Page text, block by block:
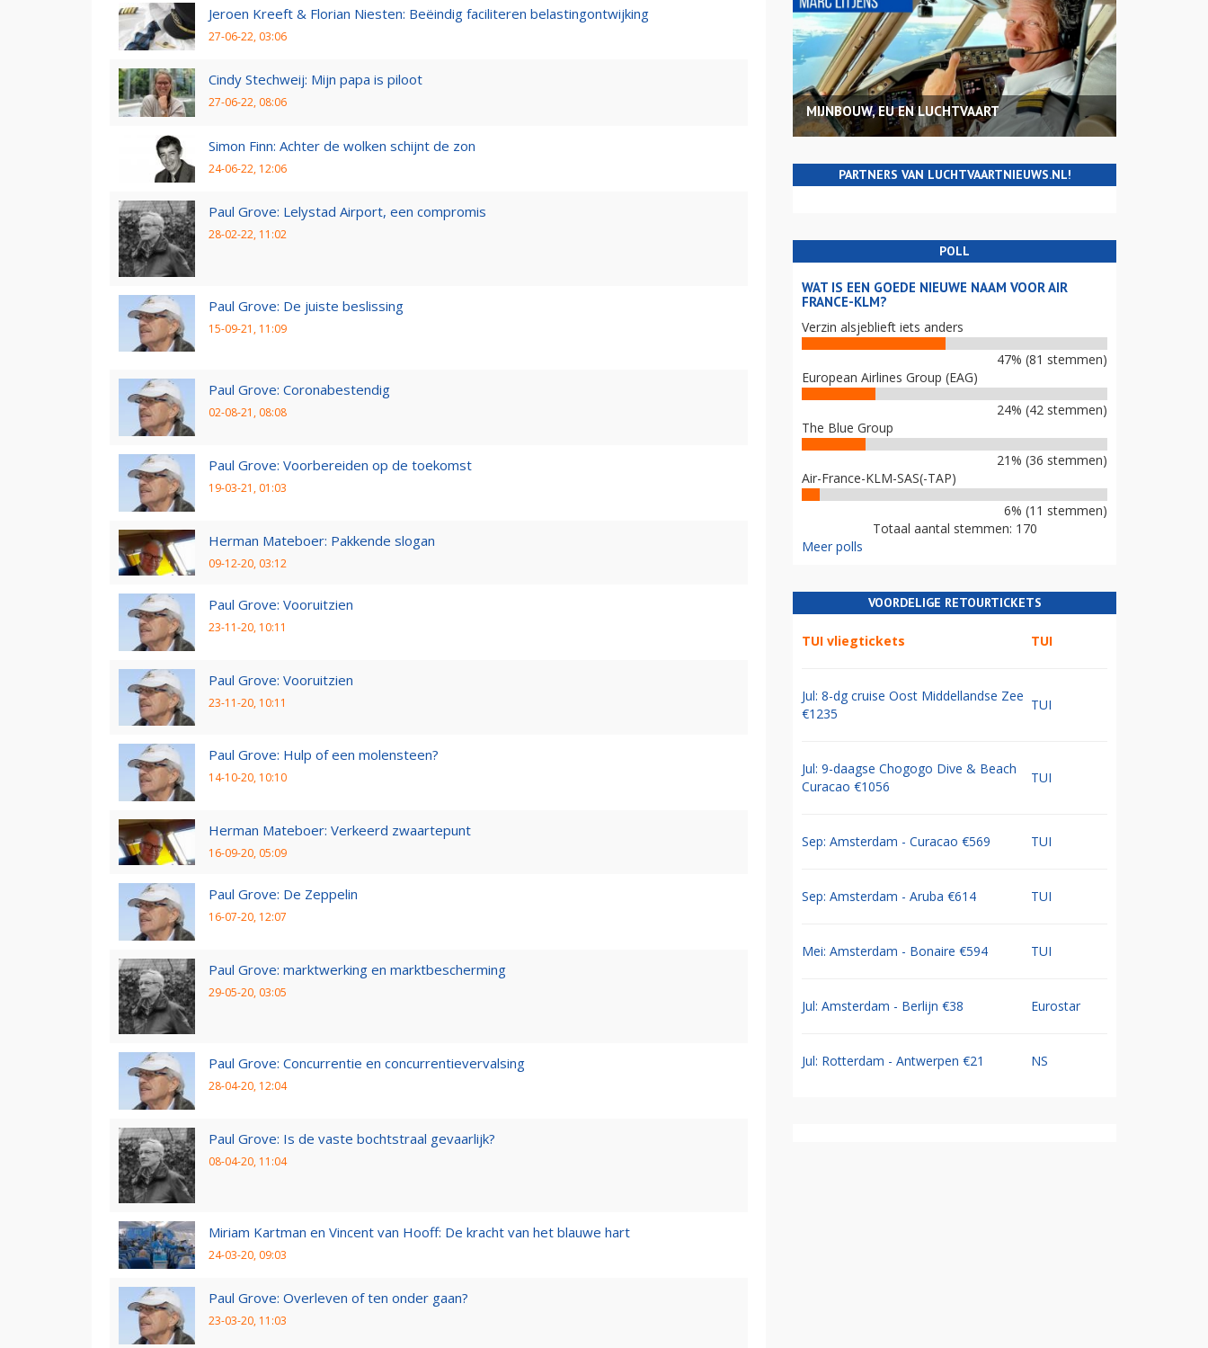
Jeroen Kreeft & Florian Niesten: Beëindig faciliteren belastingontwijking
27-06-22, 03:06
Cindy Stechweij: Mijn papa is piloot
27-06-22, 08:06
Simon Finn: Achter de wolken schijnt de zon
24-06-22, 12:06
Paul Grove: Lelystad Airport, een compromis
28-02-22, 11:02
Paul Grove: De juiste beslissing
15-09-21, 11:09
Paul Grove: Coronabestendig
02-08-21, 08:08
Paul Grove: Voorbereiden op de toekomst
19-03-21, 01:03
Herman Mateboer: Pakkende slogan
09-12-20, 03:12
Paul Grove: Vooruitzien
23-11-20, 10:11
Paul Grove: Vooruitzien
23-11-20, 10:11
Paul Grove: Hulp of een molensteen?
14-10-20, 10:10
Herman Mateboer: Verkeerd zwaartepunt
16-09-20, 05:09
Paul Grove: De Zeppelin
16-07-20, 12:07
Paul Grove: marktwerking en marktbescherming
29-05-20, 03:05
Paul Grove: Concurrentie en concurrentievervalsing
28-04-20, 12:04
Paul Grove: Is de vaste bochtstraal gevaarlijk?
08-04-20, 11:04
Miriam Kartman en Vincent van Hooff: De kracht van het blauwe hart
24-03-20, 09:03
Paul Grove: Overleven of ten onder gaan?
23-03-20, 11:03
MIJNBOUW, EU EN LUCHTVAART
PARTNERS VAN LUCHTVAARTNIEUWS.NL!
POLL
WAT IS EEN GOEDE NIEUWE NAAM VOOR AIR
FRANCE-KLM?
Verzin alsjeblieft iets anders
47% (81 stemmen)
European Airlines Group (EAG)
24% (42 stemmen)
The Blue Group
21% (36 stemmen)
Air-France-KLM-SAS(-TAP)
6% (11 stemmen)
Totaal aantal stemmen: 170
Meer polls
VOORDELIGE RETOURTICKETS
TUI vliegtickets TUI
Jul: 8-dg cruise Oost Middellandse Zee
€1235
TUI
Jul: 9-daagse Chogogo Dive & Beach
Curacao €1056
TUI
Sep: Amsterdam - Curacao €569 TUI
Sep: Amsterdam - Aruba €614 TUI
Mei: Amsterdam - Bonaire €594 TUI
Jul: Amsterdam - Berlijn €38 Eurostar
Jul: Rotterdam - Antwerpen €21 NS